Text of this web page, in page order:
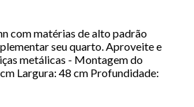
com matérias de alto padrão
seu quarto. Aproveite e
metálicas - Montagem do
Largura: 48 cm Profundidade: